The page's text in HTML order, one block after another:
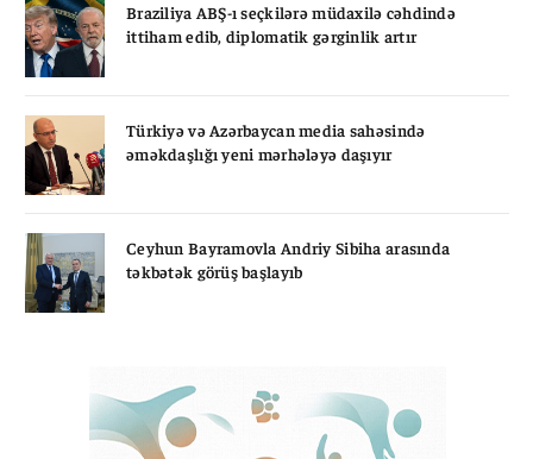
Braziliya ABŞ-ı seçkilərə müdaxilə cəhdində
ittiham edib, diplomatik gərginlik artır
Türkiyə və Azərbaycan media sahəsində
əməkdaşlığı yeni mərhələyə daşıyır
Ceyhun Bayramovla Andriy Sibiha arasında
təkbətək görüş başlayıb